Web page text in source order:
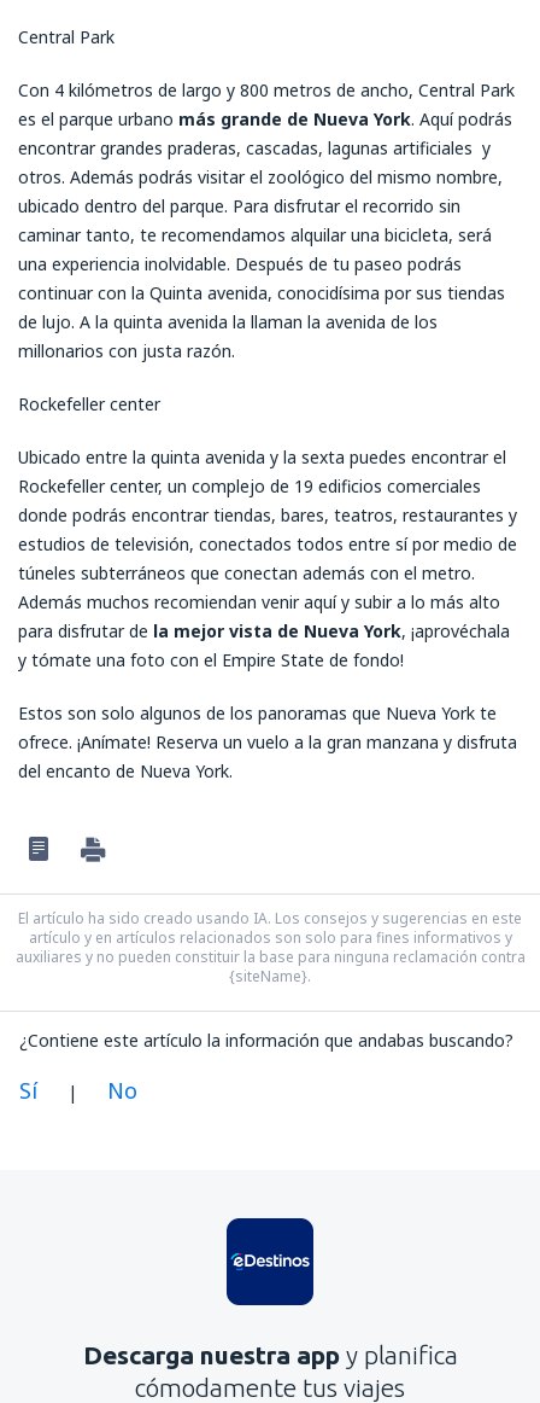
Central Park
Con 4 kilómetros de largo y 800 metros de ancho, Central Park
es el parque urbano más grande de Nueva York. Aquí podrás
encontrar grandes praderas, cascadas, lagunas artificiales y
otros. Además podrás visitar el zoológico del mismo nombre,
ubicado dentro del parque. Para disfrutar el recorrido sin
caminar tanto, te recomendamos alquilar una bicicleta, será
una experiencia inolvidable. Después de tu paseo podrás
continuar con la Quinta avenida, conocidísima por sus tiendas
de lujo. A la quinta avenida la llaman la avenida de los
millonarios con justa razón.
Rockefeller center
Ubicado entre la quinta avenida y la sexta puedes encontrar el
Rockefeller center, un complejo de 19 edificios comerciales
donde podrás encontrar tiendas, bares, teatros, restaurantes y
estudios de televisión, conectados todos entre sí por medio de
túneles subterráneos que conectan además con el metro.
Además muchos recomiendan venir aquí y subir a lo más alto
para disfrutar de la mejor vista de Nueva York, ¡aprovéchala
y tómate una foto con el Empire State de fondo!
Estos son solo algunos de los panoramas que Nueva York te
ofrece. ¡Anímate! Reserva un vuelo a la gran manzana y disfruta
del encanto de Nueva York.
El artículo ha sido creado usando IA. Los consejos y sugerencias en este
artículo y en artículos relacionados son solo para fines informativos y
auxiliares y no pueden constituir la base para ninguna reclamación contra
{siteName}.
¿Contiene este artículo la información que andabas buscando?
Sí | No
Contiene información incorrecta
No profundiza en el tema
Enviar
Descarga nuestra app y planifica
cómodamente tus viajes